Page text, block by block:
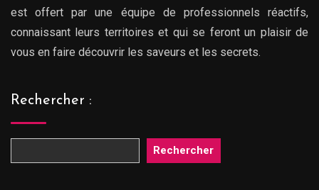
est offert par une équipe de professionnels réactifs,
connaissant leurs territoires et qui se feront un plaisir de
vous en faire découvrir les saveurs et les secrets.
Rechercher :
Rechercher